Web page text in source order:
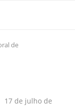
de
17 de julho de